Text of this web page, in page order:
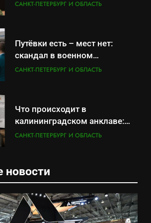
САНКТ-ПЕТЕРБУРГ И ОБЛАСТЬ
Путёвки есть – мест нет:
скандал в военном
санатории Владивостока
САНКТ-ПЕТЕРБУРГ И ОБЛАСТЬ
Что происходит в
калининградском анклаве:
военные изымают спирт «для
САНКТ-ПЕТЕРБУРГ И ОБЛАСТЬ
«500-тонный беспилотник»
скрывает российский ВМФ
САНКТ-ПЕТЕРБУРГ И ОБЛАСТЬ
новости
Что происходит в
калининградском анклаве:
военные изымают спирт «для
САНКТ-ПЕТЕРБУРГ И ОБЛАСТЬ